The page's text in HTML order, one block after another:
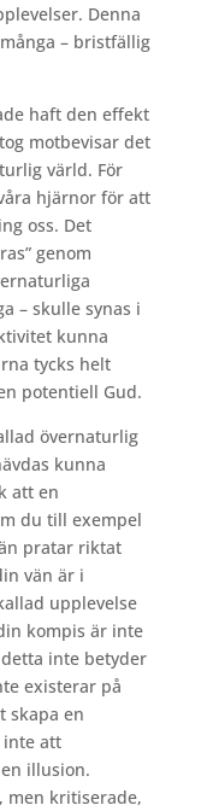
Denna
– bristfällig
haft den effekt
motbevisar det
värld. För
hjärnor för att
oss. Det
genom
– skulle synas i
kunna
tycks helt
potentiell Gud.
övernaturlig
kunna
att en
du till exempel
pratar riktat
vän är i
upplevelse
kompis är inte
inte betyder
existerar på
skapa en
inte att
illusion.
men kritiserade,